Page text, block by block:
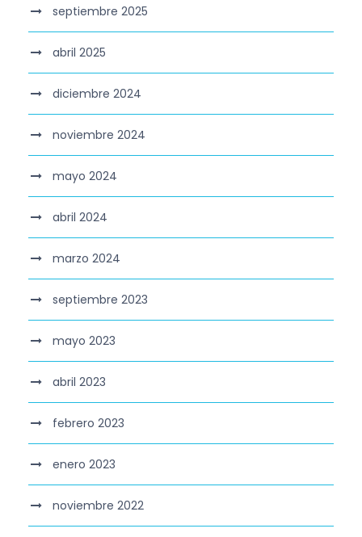
septiembre 2025
abril 2025
diciembre 2024
noviembre 2024
mayo 2024
abril 2024
marzo 2024
septiembre 2023
mayo 2023
abril 2023
febrero 2023
enero 2023
noviembre 2022